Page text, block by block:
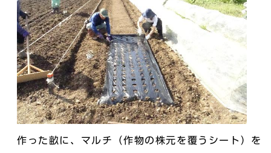
作った畝に、マルチ（作物の株元を覆うシート）を